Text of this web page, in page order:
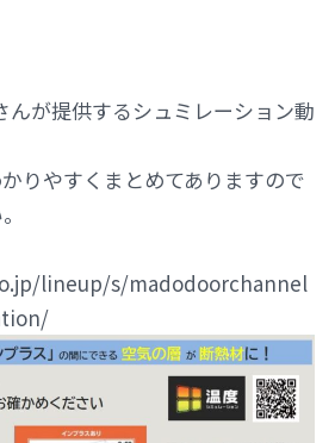
が提供するシュミレーション動
りやすくまとめてありますので
lineup/s/madodoorchannel